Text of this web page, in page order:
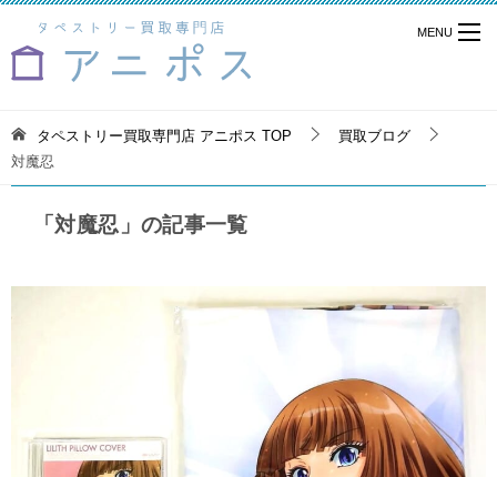
タペストリー買取専門店 アニポス TOP
買取ブログ
対魔忍
「対魔忍」の記事一覧